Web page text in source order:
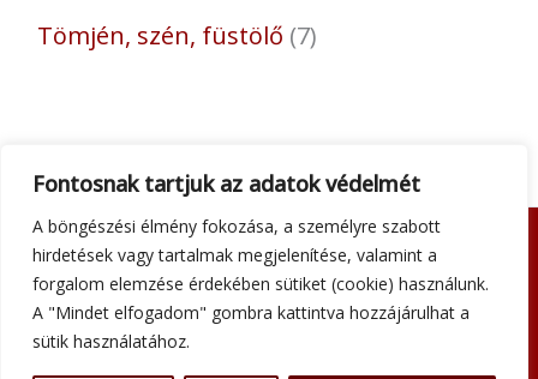
Fontosnak tartjuk az adatok védelmét
A böngészési élmény fokozása, a személyre szabott
hirdetések vagy tartalmak megjelenítése, valamint a
forgalom elemzése érdekében sütiket (cookie) használunk.
A "Mindet elfogadom" gombra kattintva hozzájárulhat a
sütik használatához.
Tömjén, szén, füstölő 7
Adatkezelési tájékoztató
Általános szerződési feltételek